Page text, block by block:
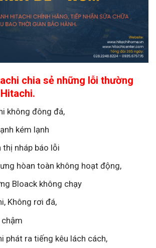
chia sẻ những lỗi thường
không đông đá,
kém lạnh
thị nháp báo lỗi
hòan toàn không hoạt động,
Bloack không chạy
Không rơi đá,
phát ra tiếng kêu lách cách,